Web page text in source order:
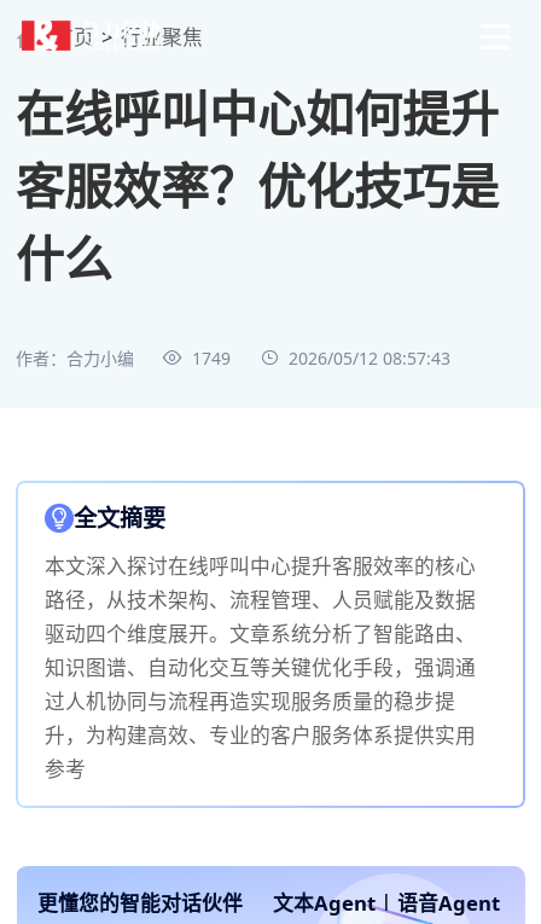
首页 > 行业聚焦
在线呼叫中心如何提升
客服效率？优化技巧是
什么
作者：合力小编 1749 2026/05/12 08:57:43
全文摘要
本文深入探讨在线呼叫中心提升客服效率的核心
路径，从技术架构、流程管理、人员赋能及数据
驱动四个维度展开。文章系统分析了智能路由、
知识图谱、自动化交互等关键优化手段，强调通
过人机协同与流程再造实现服务质量的稳步提
升，为构建高效、专业的客户服务体系提供实用
参考
更懂您的智能对话伙伴 文本Agent | 语音Agent